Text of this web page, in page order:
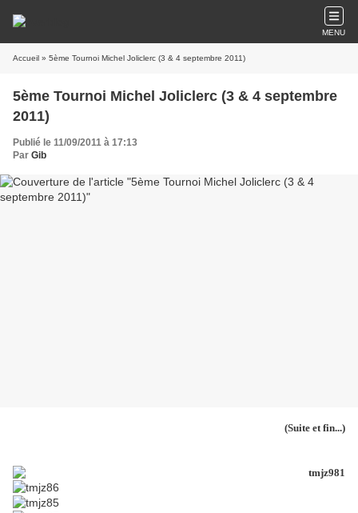
MENU
Accueil » 5ème Tournoi Michel Joliclerc (3 & 4 septembre 2011)
5ème Tournoi Michel Joliclerc (3 & 4 septembre
2011)
Publié le 11/09/2011 à 17:13
Par Gib
(Suite et fin...)